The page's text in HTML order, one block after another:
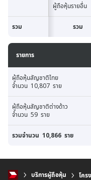
ผู้ถือหุ้นรายอื่น
รวม
รวม
ผู้ถือหุ้นสัญชาติไทย
จำนวน 10,807 ราย
ผู้ถือหุ้นสัญชาติต่างด้าว
จำนวน 59 ราย
รวมจำนวน 10,866 ราย
รายการ
ผู้ถือหุ้นสัญชาติไทย
จำนวน 10,807 ราย
ผู้ถือหุ้นสัญชาติต่างด้าว
จำนวน 59 ราย
รวมจำนวน 10,866 ราย
บริการผูัถือหุ้น โคร